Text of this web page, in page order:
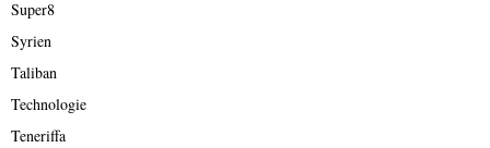
Super8
Syrien
Taliban
Technologie
Teneriffa